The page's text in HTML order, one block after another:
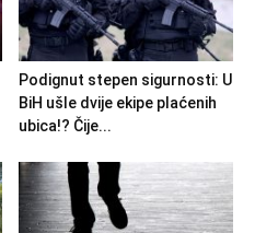
Podignut stepen sigurnosti: U
BiH ušle dvije ekipe plaćenih
ubica!? Čije...